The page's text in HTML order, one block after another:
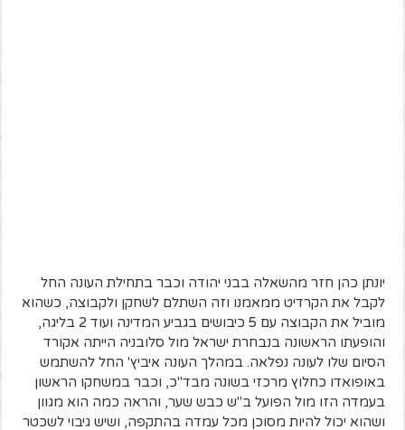
יונתן כהן חזר מהשאלה בבני יהודה וכבר בתחילת העונה החל
לקבל את הקרדיט ממאמנו וזה השתלם לשחקן ולקבוצה, כשהוא
מוביל את הקבוצה עם 5 כיבושים בגביע המדינה ועוד 2 בליגה,
והופעתו הראשונה בנבחרת ישראל מול סלובניה הייתה אקורד
הסיום שלו לעונה נפלאה. במהלך העונה איביץ' החל להשתמש
באופואדו כחלוץ מרכזי בשונה מבד"כ, וכבר במשחקו הראשון
בעמדה הזו מול הפועל ב"ש כבש שער, והראה כמה הוא מגוון
ושהוא יכול להיות מסוכן מכל עמדה בהתקפה, ושיש גיבוי לשכטר